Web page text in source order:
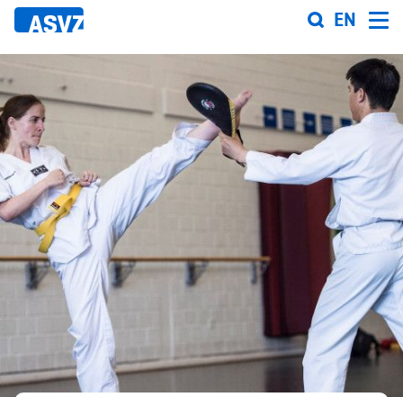
Direkt
zum
EN
Sportfahrplan
Sportarten
Sportanlagen
Events
ASVZ@home